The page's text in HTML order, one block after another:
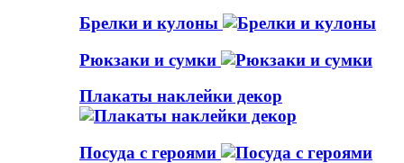
Брелки и кулоны
Рюкзаки и сумки
Плакаты наклейки декор
Посуда с героями